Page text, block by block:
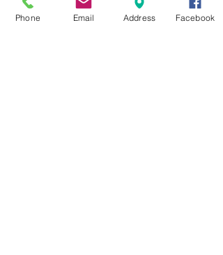
Phone Email Address Facebook